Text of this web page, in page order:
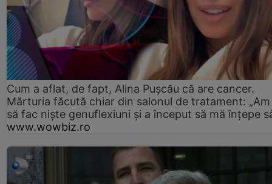
Cum a aflat, de fapt, Alina Pușcău că are cancer.
Mărturia făcută chiar din salonul de tratament:
să fac niște genuflexiuni și a început să mă înțepe
www.wowbiz.ro